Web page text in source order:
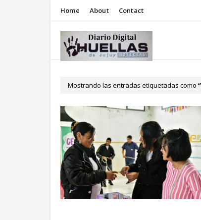
Home About Contact
Mostrando las entradas etiquetadas como